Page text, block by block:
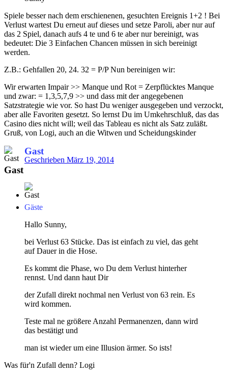
Spiele besser nach dem erschienenen, gesuchten Ereignis 1+2 ! Bei
Verlust wartest Du erneut auf dieses und setze Paroli, aber nur auf
das 2 Spiel, danach aufs 4 te und 6 te aber nur bereinigt, was
bedeutet: Die 3 Einfachen Chancen müssen in sich bereinigt
werden.
Z.B.: Gehfallen 20, 24. 32 = P/P Nun bereinigen wir:
Wir erwarten Impair >> Manque und Rot = Zerpflücktes Manque
und zwar: = 1,3,5,7,9 >> und dass mit der angegebenen
Satzstrategie wie vor. So hast Du weniger ausgegeben und verzockt,
aber alle Favoriten gesetzt. So lernst Du im Umkehrschluß, das das
Casino dies nicht will; weil das Tableau es nicht als Satz zuläßt.
Gruß, von Logi, auch an die Witwen und Scheidungskinder
Gast
Geschrieben März 19, 2014
Gast
Gäste
Hallo Sunny,
bei Verlust 63 Stücke. Das ist einfach zu viel, das geht
auf Dauer in die Hose.
Es kommt die Phase, wo Du dem Verlust hinterher
rennst. Und dann haut Dir
der Zufall direkt nochmal nen Verlust von 63 rein. Es
wird kommen.
Teste mal ne größere Anzahl Permanenzen, dann wird
das bestätigt und
man ist wieder um eine Illusion ärmer. So ists!
Was für'n Zufall denn? Logi